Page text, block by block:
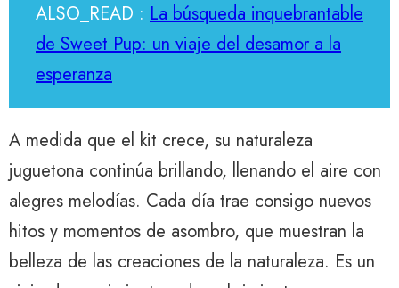
ALSO_READ : La búsqueda inquebrantable
de Sweet Pup: un viaje del desamor a la
esperanza
A medida que el kit crece, su naturaleza
juguetona continúa brillando, llenando el aire con
alegres melodías. Cada día trae consigo nuevos
hitos y momentos de asombro, que muestran la
belleza de las creaciones de la naturaleza. Es un